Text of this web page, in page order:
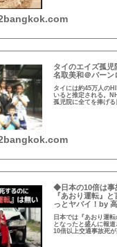
タイのエイズ孤
名取美和＠バーン
タイには約45万人の
いると推定される。
孤児院に全てを捧げ
◆日本の10倍は事
『あおり運転』
っとヤバイ！by
日本では『あおり運
となったと盛んに報
10倍以上交通事故死